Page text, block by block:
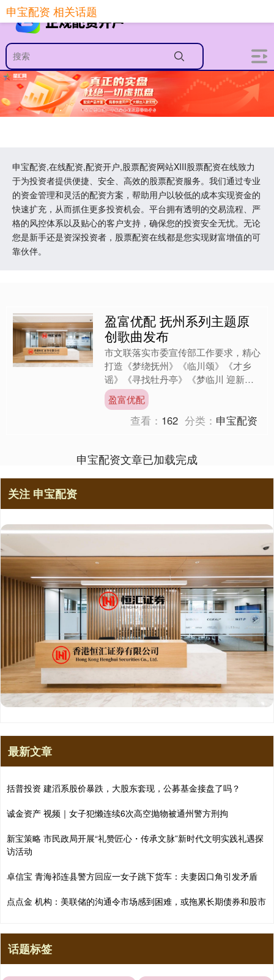
申宝配资,在线配资,配资开户,股票配资网站XIII‌股票配资在线致力
于为投资者提供便捷、安全、高效的股票配资服务。我们通过专业
的资金管理和灵活的配资方案，帮助用户以较低的成本实现资金的
快速扩充，从而抓住更多投资机会。平台拥有透明的交易流程、严
格的风控体系以及贴心的客户支持，确保您的投资安全无忧。无论
您是新手还是资深投资者，股票配资在线都是您实现财富增值的可
靠伙伴。
申宝配资 相关话题
盈富优配 抚州系列主题原
创歌曲发布
市文联落实市委宣传部工作要求，精心
打造《梦绕抚州》《临川颂》《才乡
谣》《寻找牡丹亭》《梦临川 迎新
年》五首抚州主题原创歌曲，用旋律展
现才子之乡文脉底蕴，用歌声传....
盈富优配
查看： 162 分类： 申宝配资
申宝配资文章已加载完成
关注 申宝配资
最新文章
括普投资 建滔系股价暴跌，大股东套现，公募基金接盘了吗？
诚金资产 视频｜女子犯懒连续6次高空抛物被通州警方刑拘
新宝策略 市民政局开展“礼赞匠心・传承文脉”新时代文明实践礼遇探
访活动
卓信宝 青海祁连县警方回应一女子跳下货车：夫妻因口角引发矛盾
点点金 机构：美联储的沟通令市场感到困难，或拖累长期债券和股市
话题标签